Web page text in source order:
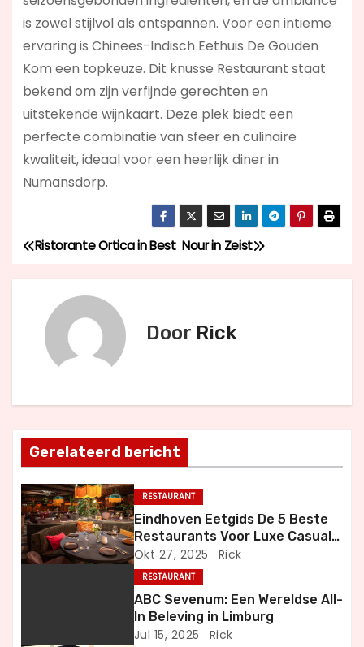
is zowel stijlvol als ontspannen. Voor een intieme
ervaring is Chinees-Indisch Eethuis De Gouden
Kom een topkeuze. Dit knusse Restaurant staat
bekend om zijn verfijnde gerechten en
uitstekende wijnkaart. Deze plek biedt een
perfecte combinatie van sfeer en culinaire
kwaliteit, ideaal voor een heerlijk diner in
Numansdorp.
B
e
t
n
a
v
Nour in Zeist
Ristorante Ortica in Best
Door Rick
Gerelateerd bericht
RESTAURANT
Eindhoven Eetgids De 5 Beste
Restaurants Voor Luxe Casual
en Bijzondere Momenten
Okt 27, 2025 Rick
RESTAURANT
ABC Sevenum: Een Wereldse All-
In Beleving in Limburg
Jul 15, 2025 Rick